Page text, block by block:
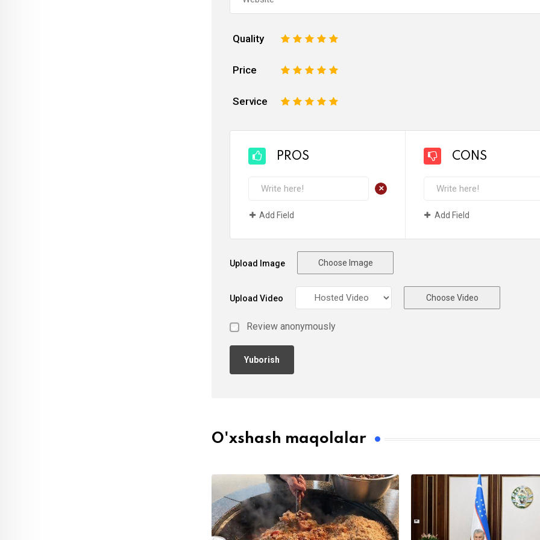
Quality 5
4
3
2
Price 5
4
3
2
Service 5
4
3
2
PROS
+
Add Field
CONS
Add Field
Upload Image Choose Image
Upload Video Choose Video
Review anonymously
O'xshash maqolalar